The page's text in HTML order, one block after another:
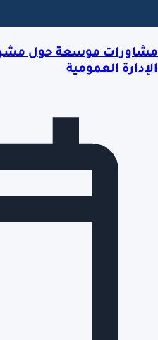
مشاورات موسعة حول
الإدارة العمومية